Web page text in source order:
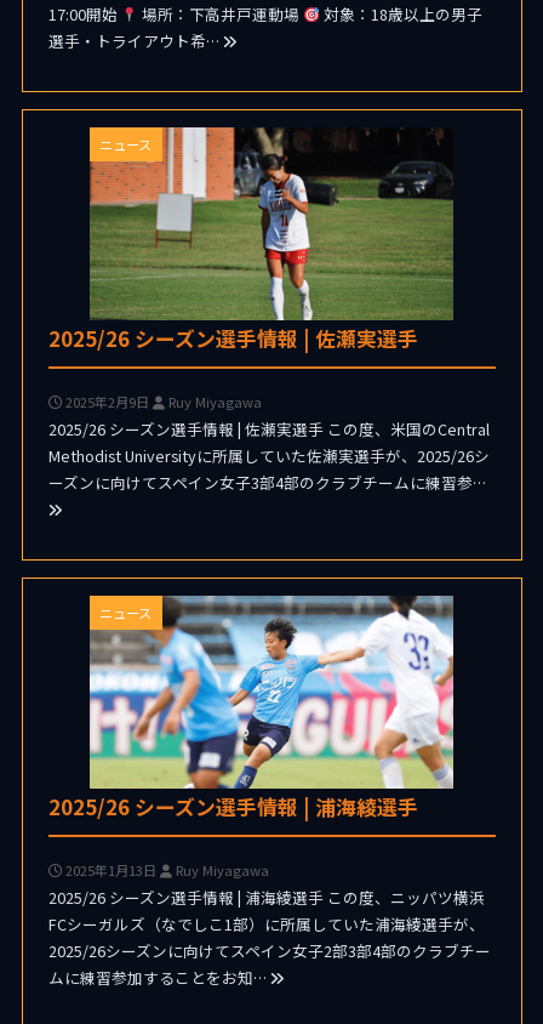
17:00開始
場所：下高井戸運動場
対象：18歳以上の男子
選手・トライアウト希…
ニュース
2025/26 シーズン選手情報 | 佐瀬実選手
2025年2月9日 Ruy Miyagawa
2025/26 シーズン選手情報 | 佐瀬実選手 この度、米国のCentral
Methodist Universityに所属していた佐瀬実選手が、2025/26シ
ーズンに向けてスペイン女子3部4部のクラブチームに練習参…
ニュース
2025/26 シーズン選手情報 | 浦海綾選手
2025年1月13日 Ruy Miyagawa
2025/26 シーズン選手情報 | 浦海綾選手 この度、ニッパツ横浜
FCシーガルズ（なでしこ1部）に所属していた浦海綾選手が、
2025/26シーズンに向けてスペイン女子2部3部4部のクラブチー
ムに練習参加することをお知…